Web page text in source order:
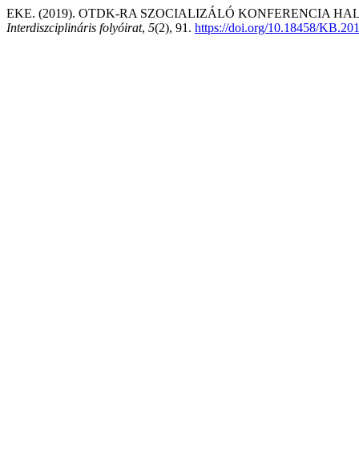
EKE. (2019). OTDK-RA SZOCIALIZÁLÓ KONFERENCIA
Interdiszciplináris folyóirat, 5(2), 91. https://doi.org/10.18458/